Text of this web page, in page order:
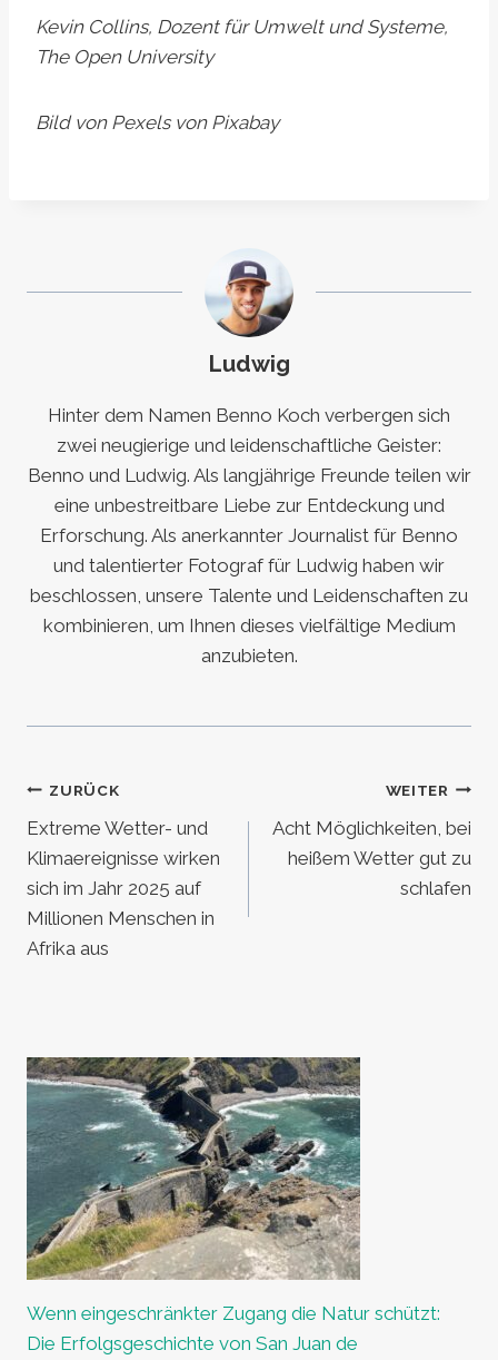
Kevin Collins, Dozent für Umwelt und Systeme,
The Open University
Bild von Pexels von Pixabay
Ludwig
Hinter dem Namen Benno Koch verbergen sich
zwei neugierige und leidenschaftliche Geister:
Benno und Ludwig. Als langjährige Freunde teilen wir
eine unbestreitbare Liebe zur Entdeckung und
Erforschung. Als anerkannter Journalist für Benno
und talentierter Fotograf für Ludwig haben wir
beschlossen, unsere Talente und Leidenschaften zu
kombinieren, um Ihnen dieses vielfältige Medium
anzubieten.
Beitragsnavigation
ZURÜCK
Extreme Wetter- und
Klimaereignisse wirken
sich im Jahr 2025 auf
Millionen Menschen in
Afrika aus
WEITER
Acht Möglichkeiten, bei
heißem Wetter gut zu
schlafen
Wenn eingeschränkter Zugang die Natur schützt:
Die Erfolgsgeschichte von San Juan de